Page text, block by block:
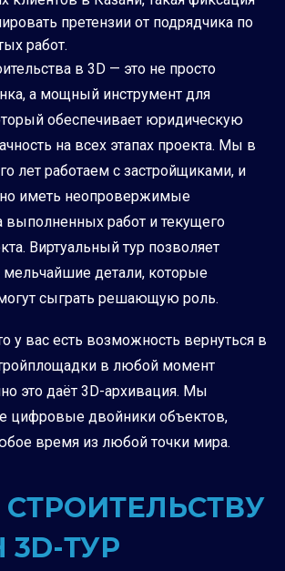
претензии от подрядчика по
работ.
в 3D — это не просто
а мощный инструмент для
обеспечивает юридическую
на всех этапах проекта. Мы в
лет работаем с застройщиками, и
иметь неопровержимые
выполненных работ и текущего
Виртуальный тур позволяет
мельчайшие детали, которые
сыграть решающую роль.
у вас есть возможность вернуться в
в любой момент
это даёт 3D-архивация. Мы
цифровые двойники объектов,
время из любой точки мира.
ТУР